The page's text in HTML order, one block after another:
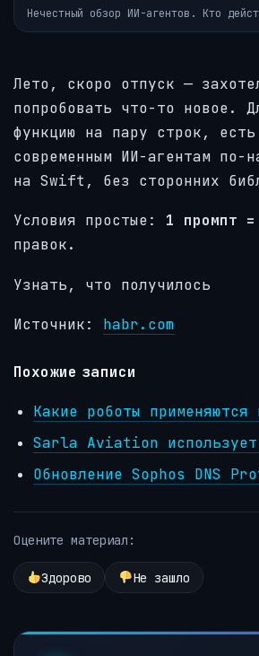
Нечестный обзор ИИ-агентов. Кто
Лето, скоро отпуск —
попробовать что-то новое.
функцию на пару строк,
современным ИИ-агентам по-
на Swift, без сторонних
Условия простые: 1 промпт
правок.
Узнать, что получилось
Источник: habr.com
Похожие записи
Какие роботы применяются
Sarla Aviation использует
Обновление Sophos DNS
Оцените материал:
Здорово Не зашло